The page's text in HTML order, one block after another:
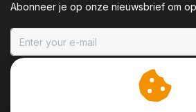
Abonneer je op onze nieuwsbrief om